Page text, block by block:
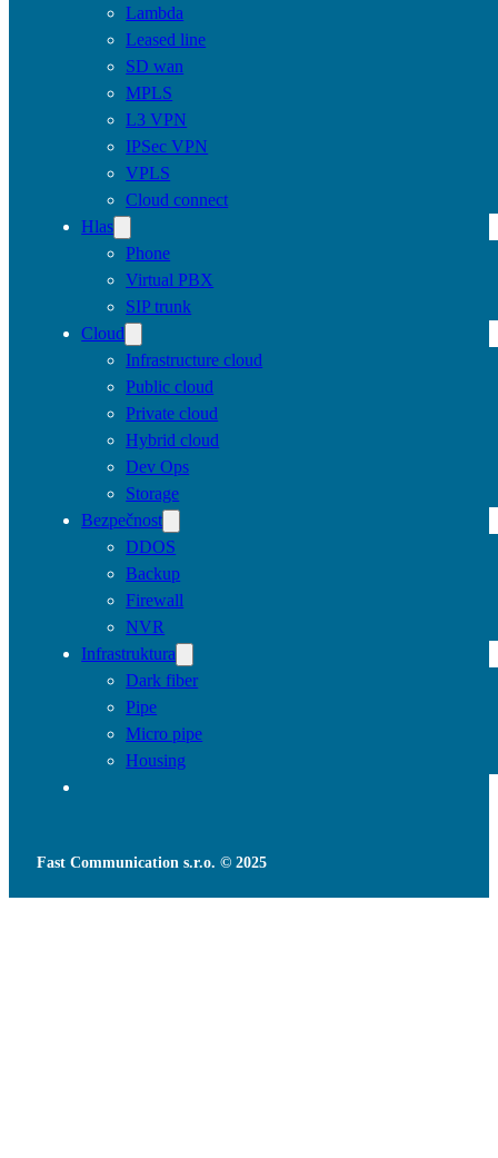
Lambda
Leased line
SD wan
MPLS
L3 VPN
IPSec VPN
VPLS
Cloud connect
Hlas
Phone
Virtual PBX
SIP trunk
Cloud
Infrastructure cloud
Public cloud
Private cloud
Hybrid cloud
Dev Ops
Storage
Bezpečnost
DDOS
Backup
Firewall
NVR
Infrastruktura
Dark fiber
Pipe
Micro pipe
Housing
Fast Communication s.r.o. © 2025